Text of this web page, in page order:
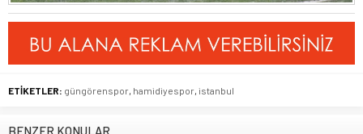
ETİKETLER: güngörenspor, hamidiyespor, istanbul
BENZER KONULAR